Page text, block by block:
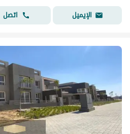
الإيميل
اتصل